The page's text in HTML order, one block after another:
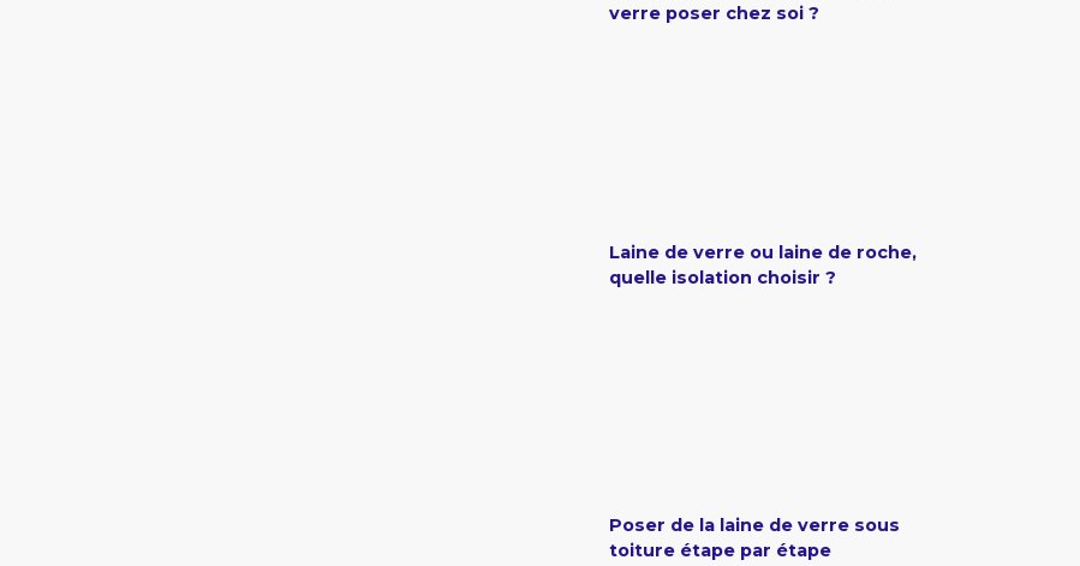
verre poser chez soi ?
Laine de verre ou laine de roche,
quelle isolation choisir ?
Poser de la laine de verre sous
toiture étape par étape